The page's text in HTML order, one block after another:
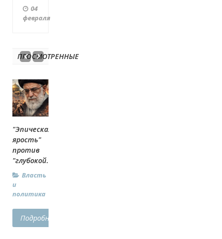
04
февраля
ПРОСМОТРЕННЫЕ
"Эпическая
ярость"
против
"глубокой...
Власть
и
политика
Подробнее...